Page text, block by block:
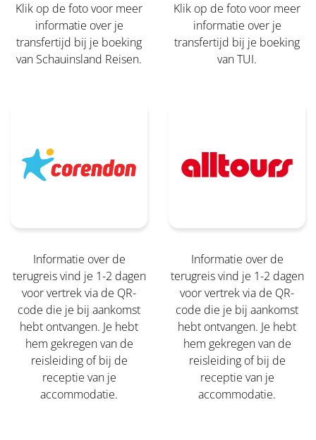
Klik op de foto voor meer
informatie over je
transfertijd bij je boeking
van Schauinsland Reisen.
Klik op de foto voor meer
informatie over je
transfertijd bij je boeking
van TUI.
Informatie over de
terugreis vind je 1-2 dagen
voor vertrek via de QR-
code die je bij aankomst
hebt ontvangen. Je hebt
hem gekregen van de
reisleiding of bij de
receptie van je
accommodatie.
Informatie over de
terugreis vind je 1-2 dagen
voor vertrek via de QR-
code die je bij aankomst
hebt ontvangen. Je hebt
hem gekregen van de
reisleiding of bij de
receptie van je
accommodatie.